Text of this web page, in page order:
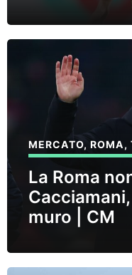
MERCATO,ROMA,
La Roma
muro | CM